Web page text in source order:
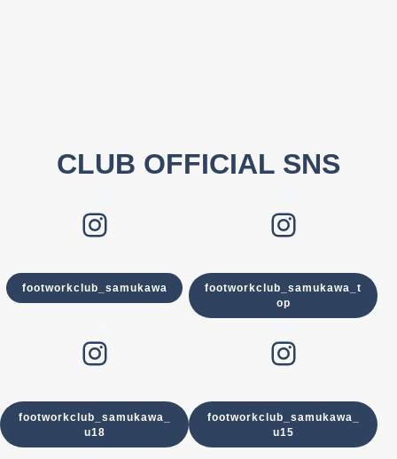
CLUB OFFICIAL SNS
Instagram
footworkclub_samukawa
Instagram
footworkclub_samukawa_t
op
Instagram
footworkclub_samukawa_
u18
Instagram
footworkclub_samukawa_
u15